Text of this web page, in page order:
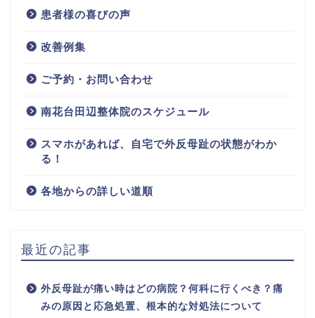
患者様の喜びの声
改善例集
ご予約・お問い合わせ
南花台田辺整体院のスケジュール
スマホがあれば、自宅で外反母趾の状態がわか
る！
各地からの詳しい道順
最近の記事
外反母趾が痛い時はどの病院？何科に行くべき？痛
みの原因と応急処置、根本的な対処法について